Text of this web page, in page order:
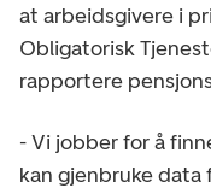
at arbeidsgivere i
Obligatorisk
rapportere
- Vi jobber for å
kan gjenbruke data